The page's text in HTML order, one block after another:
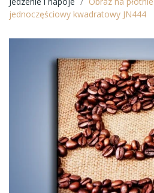
jednoczęściowy kwadratowy JN444